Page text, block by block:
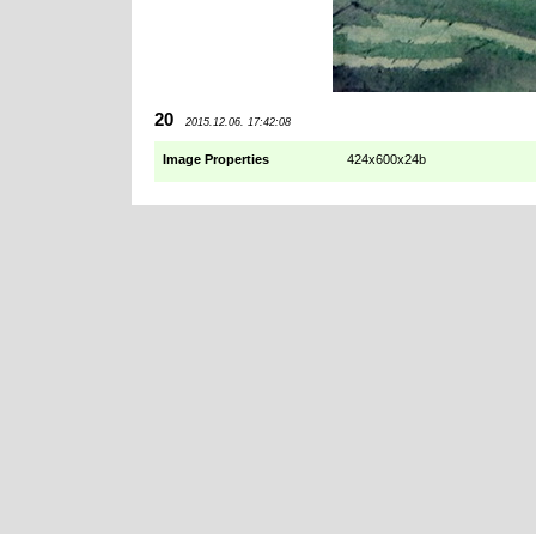
20 2015.12.06. 17:42:08
Image Properties 424x600x24b